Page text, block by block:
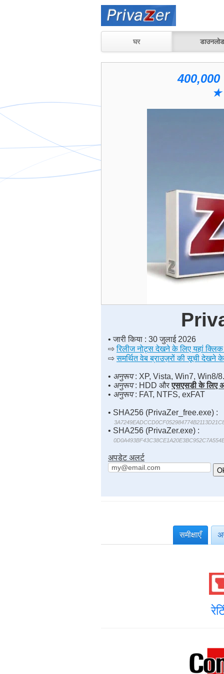
घर
400,000
★
• जारी किया : 30 जुलाई 2026
⇨रिलीज नोट्स देखने के लिए यहां
⇨समर्थित वेब ब्राउज़रों की सूची देखने
• अनुरूप: XP, Vista, Win7, Win8/
• अनुरूप: HDD औरएसएसडी के लिए
• अनुरूप: FAT, NTFS, exFAT
• SHA256 (PrivaZer_free.exe) :
• SHA256 (PrivaZer.exe) :
अपडेट अलर्ट
समीक्षाएँ